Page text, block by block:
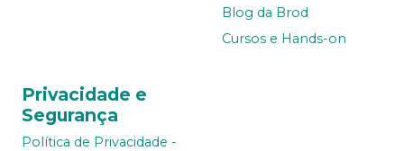
Blog da Brod
Cursos e Hands-on
Privacidade e
Segurança
Política de Privacidade -